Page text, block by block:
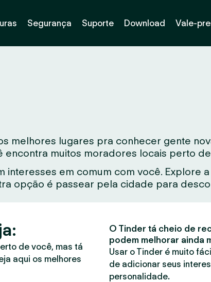
Segurança Suporte Download Vale-
melhores lugares pra conhecer gente
encontra muitos moradores locais perto
em comum com você. Explore
opção é passear pela cidade para
de você, mas tá
aqui os melhores
O Tinder tá cheio de
podem melhorar ainda
Usar o Tinder é muito
de adicionar seus
personalidade.